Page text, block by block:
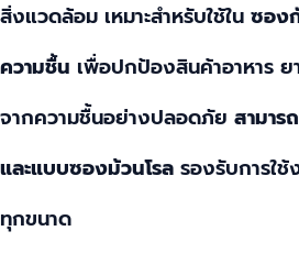
สิ่งแวดล้อม เหมาะสำหรับใช้ใน ซอง
ความชื้น เพื่อปกป้องสินค้าอาหาร ย
จากความชื้นอย่างปลอดภัย สามา
และแบบซองม้วนโรล รองรับการใ
ทุกขนาด